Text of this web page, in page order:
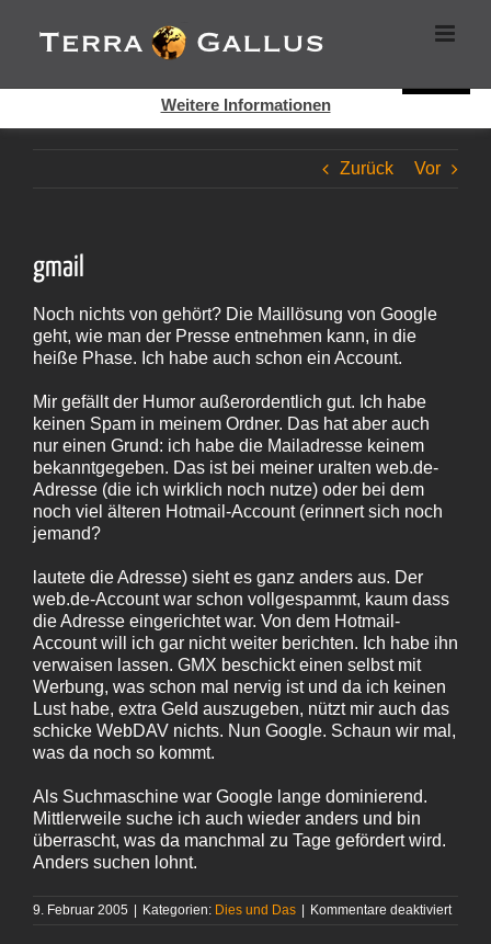
Inhalt
springen
Zurück Vor
gmail
Noch nichts von gehört? Die Maillösung von Google
geht, wie man der Presse entnehmen kann, in die
heiße Phase. Ich habe auch schon ein Account.
Mir gefällt der Humor außerordentlich gut. Ich habe
keinen Spam in meinem Ordner. Das hat aber auch
nur einen Grund: ich habe die Mailadresse keinem
bekanntgegeben. Das ist bei meiner uralten web.de-
Adresse (die ich wirklich noch nutze) oder bei dem
noch viel älteren Hotmail-Account (erinnert sich noch
jemand?
lautete die Adresse) sieht es ganz anders aus. Der
web.de-Account war schon vollgespammt, kaum dass
die Adresse eingerichtet war. Von dem Hotmail-
Account will ich gar nicht weiter berichten. Ich habe ihn
verwaisen lassen. GMX beschickt einen selbst mit
Werbung, was schon mal nervig ist und da ich keinen
Lust habe, extra Geld auszugeben, nützt mir auch das
schicke WebDAV nichts. Nun Google. Schaun wir mal,
was da noch so kommt.
Als Suchmaschine war Google lange dominierend.
Mittlerweile suche ich auch wieder anders und bin
überrascht, was da manchmal zu Tage gefördert wird.
Anders suchen lohnt.
9. Februar 2005 | Kategorien: Dies und Das | Kommentare deaktiviertfür
Cookies helfen auf auf dieser Seite bei der Bereitstellung der
Dienste. Durch die Nutzung dieser Webseite erklären Sie sich
Weitere Informationen